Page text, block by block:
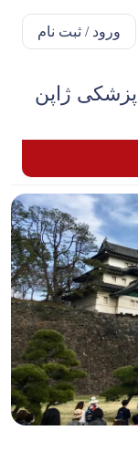
ورود / ثبت نام